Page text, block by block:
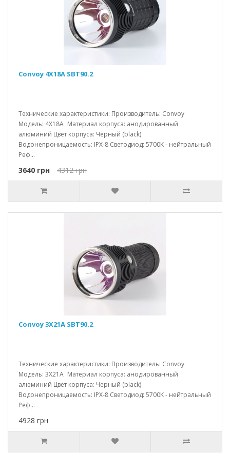
Convoy 4X18A SBT90.2
Технические характеристики: Производитель: Convoy
Модель: 4X18A Материал корпуса: анодированный
алюминий Цвет корпуса: Черный (black)
Водонепроницаемость: IPX-8 Светодиод: 5700K - нейтральный
Реф...
3640 грн 4312 грн
Convoy 3X21A SBT90.2
Технические характеристики: Производитель: Convoy
Модель: 3X21A Материал корпуса: анодированный
алюминий Цвет корпуса: Черный (black)
Водонепроницаемость: IPX-8 Светодиод: 5700K - нейтральный
Реф...
4928 грн